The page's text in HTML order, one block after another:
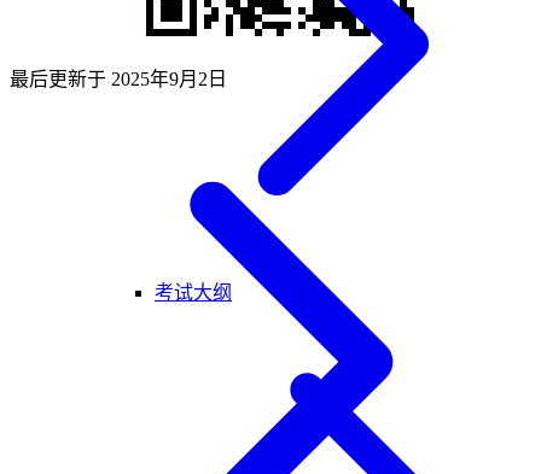
考试大纲
最后更新于 2025年9月2日